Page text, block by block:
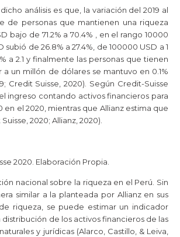
análisis es que, la variación del 2019 al
de personas que mantienen una riqueza
bajo de 71.2% a 70.4% , en el rango 10000
subió de 26.8% a 27.4%, de 100000 USD a 1
a 2.1 y finalmente las personas que tienen
a un millón de dólares se mantuvo en 0.1%
Credit Suisse, 2020). Según Credit-Suisse
ingreso contando activos financieros para
en el 2020, mientras que Allianz estima que
2020; Allianz, 2020).
2020. Elaboración Propia.
nacional sobre la riqueza en el Perú. Sin
similar a la planteada por Allianz en sus
riqueza, se puede estimar un indicador
distribución de los activos financieros de las
y jurídicas (Alarco, Castillo, & Leiva,